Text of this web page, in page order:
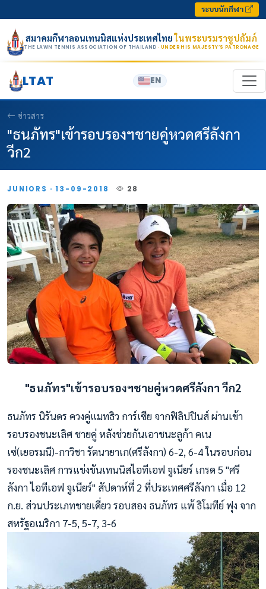
ระบบนักกีฬา
สมาคมกีฬาลอนเทนนิสแห่งประเทศไทยในพระบรมราชูปถัมภ์
THE LAWN TENNIS ASSOCIATION OF THAILAND · UNDER HIS MAJESTY’S PATRONAGE
LTAT EN
ข่าวสาร
"ธนภัทร"เข้ารอบรองฯชายคู่หวดศรีลังกา
วีก2
JUNIORS · 13-09-2018 28
"ธนภัทร"เข้ารอบรองฯชายคู่หวดศรีลังกา วีก2
ธนภัทร นิรันดร ควงคู่แมทธิว การ์เซีย จากฟิลิปปินส์ ผ่านเข้า
รอบรองชนะเลิศ ชายคู่ หลังช่วยกันเอาชนะลูก้า คเน
เซ่(เยอรมนี)-กาวิชา รัตนายาเก(ศรีลังกา) 6-2, 6-4 ในรอบก่อน
รองชนะเลิศ การแข่งขันเทนนิสไอทีเอฟ จูเนียร์ เกรด 5 "ศรี
ลังกา ไอทีเอฟ จูเนียร์" สัปดาห์ที่ 2 ที่ประเทศศรีลังกา เมื่อ 12
ก.ย. ส่วนประเภทชายเดี่ยว รอบสอง ธนภัทร แพ้ ธิโมทีย์ ฟุง จาก
สหรัฐอเมริกา 7-5, 5-7, 3-6